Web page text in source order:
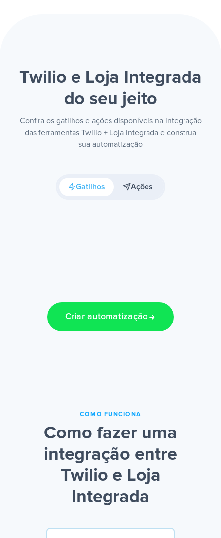
Twilio e Loja Integrada
do seu jeito
Confira os gatilhos e ações disponíveis na integração
das ferramentas Twilio + Loja Integrada e construa
sua automatização
Gatilhos Ações
Criar automatização
COMO FUNCIONA
Como fazer uma
integração entre
Twilio e Loja
Integrada